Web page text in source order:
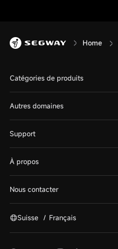
Home
Catégories de produits
Autres domaines
Support
À propos
Nous contacter
Suisse / Français